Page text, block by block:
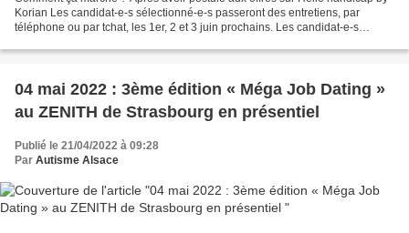
Korian Les candidat-e-s sélectionné-e-s passeront des entretiens, par
téléphone ou par tchat, les 1er, 2 et 3 juin prochains. Les candidat-e-s
04 mai 2022 : 3ème édition « Méga Job Dating »
au ZENITH de Strasbourg en présentiel
Publié le 21/04/2022 à 09:28
Par Autisme Alsace